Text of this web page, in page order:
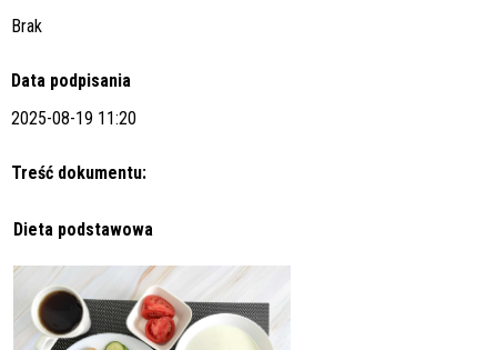
Brak
Data podpisania
2025-08-19 11:20
Treść dokumentu:
Dieta podstawowa